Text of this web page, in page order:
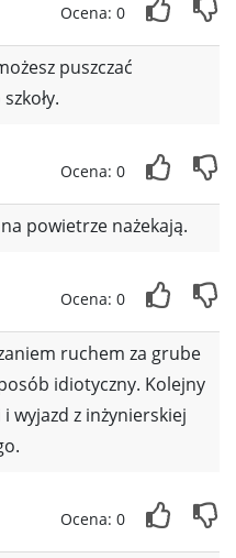
Ocena: 0
puszczać
Ocena: 0
powietrze nażekają.
Ocena: 0
ruchem za grube
idiotyczny. Kolejny
i wyjazd z inżynierskiej
Ocena: 0